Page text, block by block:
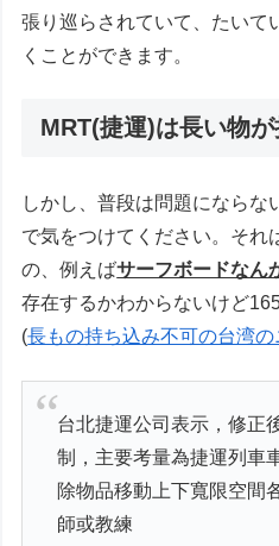
張り巡らされていて、たいて
くことができます。
MRT(捷運)は長い物
しかし、普段は問題にならな
で気をつけてください。それ
の、例えばサーフボードなん
存在するかわからないけど
(長もの持ち込み不可の台湾
台北捷運公司表示，修正
制，主要考量為捷運列車
除物品移動上下寬限空間
師或教練